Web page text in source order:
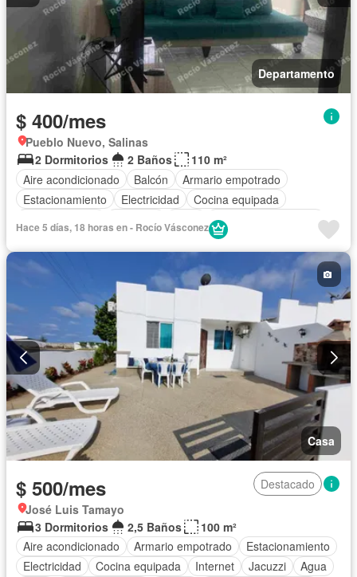
Departamento
$ 400/mes
Pueblo Nuevo, Salinas
2 Dormitorios
2 Baños
110 m²
Aire acondicionado
Balcón
Armario empotrado
Estacionamiento
Electricidad
Cocina equipada
Garita de guardianía
Hace 5 días, 18 horas en - Rocío Vásconez
Casa
$ 500/mes
Destacado
José Luis Tamayo
3 Dormitorios
2,5 Baños
100 m²
Aire acondicionado
Armario empotrado
Estacionamiento
Electricidad
Cocina equipada Internet Jacuzzi
Agua